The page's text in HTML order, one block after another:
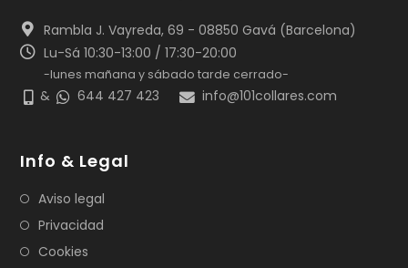
Rambla J. Vayreda, 69 - 08850 Gavá (Barcelona)
Lu-Sá 10:30-13:00 / 17:30-20:00
-lunes mañana y sábado tarde cerrado-
& 644 427 423 info@101collares.com
Info & Legal
Aviso legal
Privacidad
Cookies